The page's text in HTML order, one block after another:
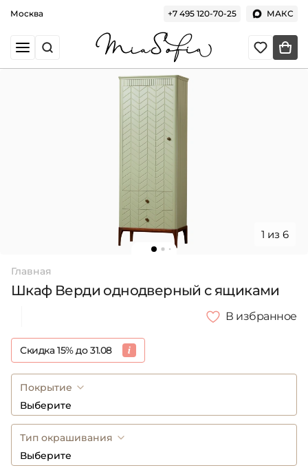
Москва +7 495 120-70-25 МАКС
1 из 6
Главная
Шкаф Верди однодверный с ящиками
В избранное
Скидка 15% до 31.08
Покрытие
Выберите
Тип окрашивания
Выберите